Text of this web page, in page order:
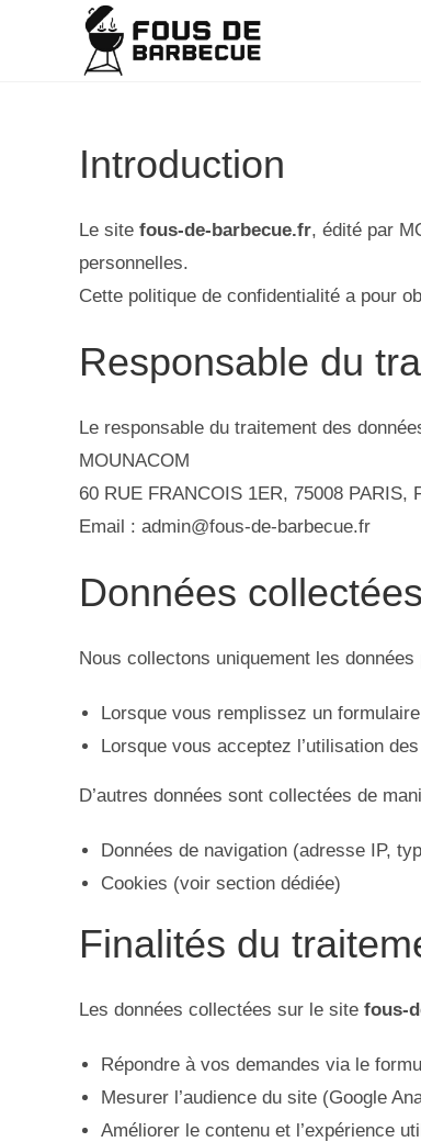
Introduction
Le site fous-de-barbecue.fr, édité par
personnelles.
Cette politique de confidentialité a pour
Responsable du
Le responsable du traitement des
MOUNACOM
60 RUE FRANCOIS 1ER, 75008 PARIS,
Email : admin@fous-de-barbecue.fr
Données collectées
Nous collectons uniquement les
Lorsque vous remplissez un
Lorsque vous acceptez l’utilisation
D’autres données sont collectées de
Données de navigation (adresse IP,
Cookies (voir section dédiée)
Finalités du
Les données collectées sur le site fous-
Répondre à vos demandes via le
Mesurer l’audience du site (Google
Améliorer le contenu et l’expérience